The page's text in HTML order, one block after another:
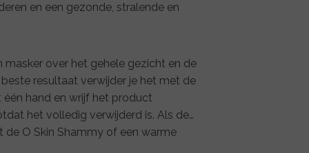
en een gezonde, stralende en
masker over het gehele gezicht en de
resultaat verwijder je het met de
hand en wrijf het product
het volledig verwijderd is. Als de
de O Skin Shammy of een warme